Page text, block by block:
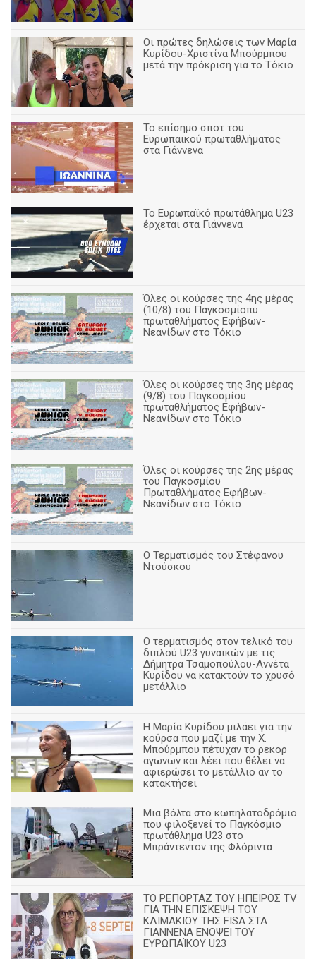
Οι πρώτες δηλώσεις των Μαρία
Κυρίδου-Χριστίνα Μπούρμπου
μετά την πρόκριση για το Τόκιο
Το επίσημο σποτ του
Ευρωπαϊκού πρωταθλήματος
στα Γιάννενα
To Ευρωπαϊκό πρωτάθλημα U23
έρχεται στα Γιάννενα
Όλες οι κούρσες της 4ης μέρας
(10/8) του Παγκοσμίοπυ
πρωταθλήματος Εφήβων-
Νεανίδων στο Τόκιο
Όλες οι κούρσες της 3ης μέρας
(9/8) του Παγκοσμίου
πρωταθλήματος Εφήβων-
Νεανίδων στο Τόκιο
Όλες οι κούρσες της 2ης μέρας
του Παγκοσμίου
Πρωταθλήματος Εφήβων-
Νεανίδων στο Τόκιο
Ο Τερματισμός του Στέφανου
Ντούσκου
Ο τερματισμός στον τελικό του
διπλού U23 γυναικών με τις
Δήμητρα Τσαμοπούλου-Αννέτα
Κυρίδου να κατακτούν το χρυσό
μετάλλιο
Η Μαρία Κυρίδου μιλάει για την
κούρσα που μαζί με την Χ.
Μπούρμπου πέτυχαν το ρεκορ
αγωνων και λέει που θέλει να
αφιερώσει το μετάλλιο αν το
κατακτήσει
Μια βόλτα στο κωπηλατοδρόμιο
που φιλοξενεί το Παγκόσμιο
πρωτάθλημα U23 στο
Μπράντεντον της Φλόριντα
ΤΟ ΡΕΠΟΡΤΑΖ ΤΟΥ ΗΠΕΙΡΟΣ TV
ΓΙΑ ΤΗΝ ΕΠΙΣΚΕΨΗ ΤΟΥ
ΚΛΙΜΑΚΙΟΥ ΤΗΣ FISA ΣΤΑ
ΓΙΑΝΝΕΝΑ ΕΝΟΨΕΙ ΤΟΥ
ΕΥΡΩΠΑΪΚΟΥ U23